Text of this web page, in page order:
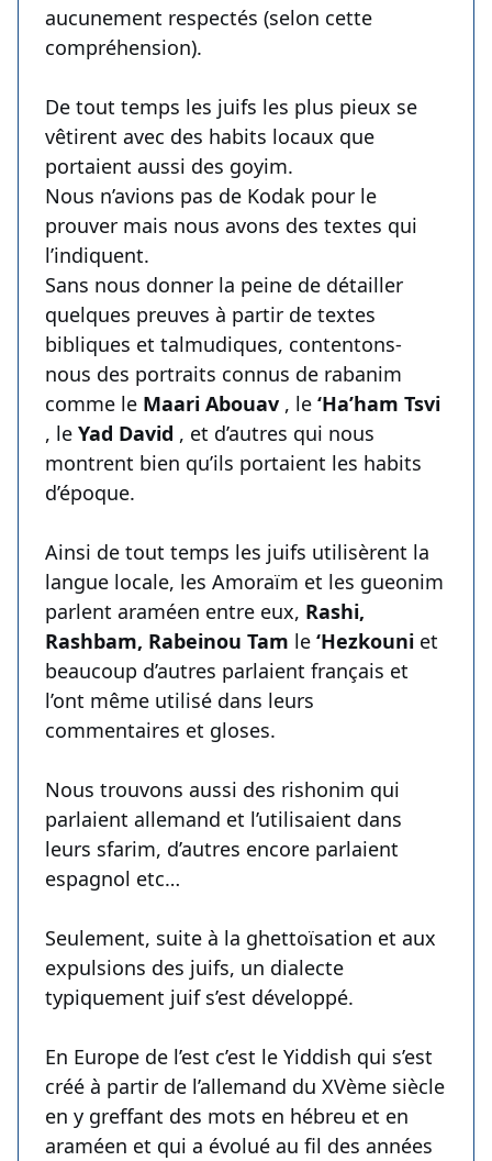
aucunement respectés (selon cette
compréhension).
De tout temps les juifs les plus pieux se
vêtirent avec des habits locaux que
portaient aussi des goyim.
Nous n’avions pas de Kodak pour le
prouver mais nous avons des textes qui
l’indiquent.
Sans nous donner la peine de détailler
quelques preuves à partir de textes
bibliques et talmudiques, contentons-
nous des portraits connus de rabanim
comme le Maari Abouav , le ‘Ha’ham Tsvi
, le Yad David , et d’autres qui nous
montrent bien qu’ils portaient les habits
d’époque.
Ainsi de tout temps les juifs utilisèrent la
langue locale, les Amoraïm et les gueonim
parlent araméen entre eux, Rashi,
Rashbam, Rabeinou Tam le ‘Hezkouni et
beaucoup d’autres parlaient français et
l’ont même utilisé dans leurs
commentaires et gloses.
Nous trouvons aussi des rishonim qui
parlaient allemand et l’utilisaient dans
leurs sfarim, d’autres encore parlaient
espagnol etc…
Seulement, suite à la ghettoïsation et aux
expulsions des juifs, un dialecte
typiquement juif s’est développé.
En Europe de l’est c’est le Yiddish qui s’est
créé à partir de l’allemand du XVème siècle
en y greffant des mots en hébreu et en
araméen et qui a évolué au fil des années